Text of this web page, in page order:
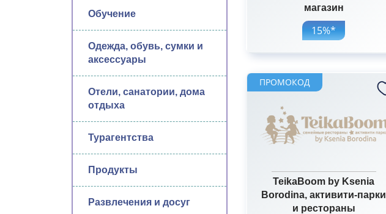
Обучение
Одежда, обувь, сумки и
аксессуары
Отели, санатории, дома
отдыха
Турагентства
Продукты
Развлечения и досуг
магазин
15%*
ПРОМОКОД
TeikaBoom by Ksenia
Borodina, активити-парки
и рестораны